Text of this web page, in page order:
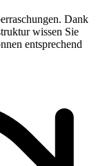
Dank
wissen Sie
entsprechend